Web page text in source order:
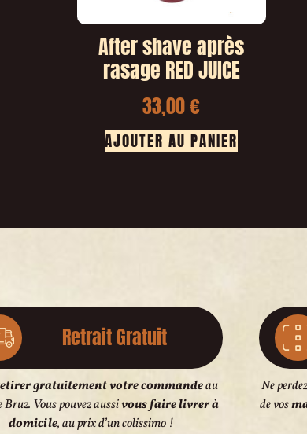
After shave après
rasage RED JUICE
33,00€
AJOUTER AU PANIER
Retrait Gratuit
gratuitement votre commandeau
Bruz. Vous pouvez aussivous faire livrer à
domicile, au prix d’un colissimo !
Ne
de vos